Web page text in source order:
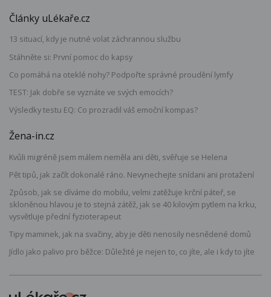
Články uLékaře.cz
13 situací, kdy je nutné volat záchrannou službu
Stáhněte si: První pomoc do kapsy
Co pomáhá na oteklé nohy? Podpořte správné proudění lymfy
TEST: Jak dobře se vyznáte ve svých emocích?
Výsledky testu EQ: Co prozradil váš emoční kompas?
Žena-in.cz
Kvůli migréně jsem málem neměla ani děti, svěřuje se Helena
Pět tipů, jak začít dokonalé ráno. Nevynechejte snídani ani protažení
Způsob, jak se díváme do mobilu, velmi zatěžuje krční páteř, se
skloněnou hlavou je to stejná zátěž, jak se 40 kilovým pytlem na krku,
vysvětluje přední fyzioterapeut
Tipy maminek, jak na svačiny, aby je děti nenosily nesnědené domů
Jídlo jako palivo pro běžce: Důležité je nejen to, co jíte, ale i kdy to jíte